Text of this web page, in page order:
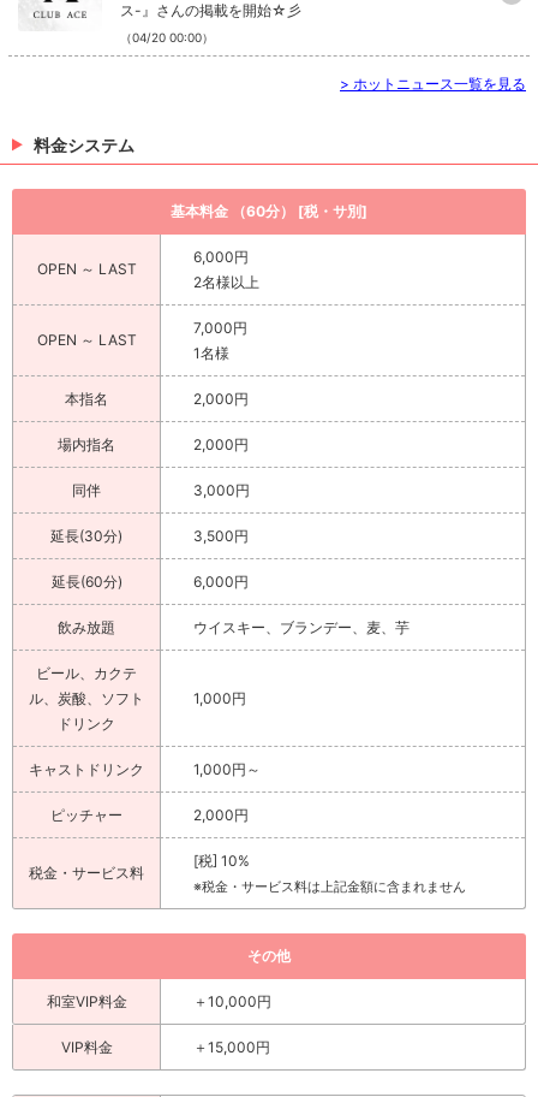
ス-』さんの掲載を開始☆彡
（04/20 00:00）
> ホットニュース一覧を見る
料金システム
基本料金 （60分） [税・サ別]
OPEN ～ LAST
6,000円
2名様以上
OPEN ～ LAST
7,000円
1名様
本指名 2,000円
場内指名 2,000円
同伴 3,000円
延長(30分) 3,500円
延長(60分) 6,000円
飲み放題 ウイスキー、ブランデー、麦、芋
ビール、カクテ
ル、炭酸、ソフト
ドリンク
1,000円
キャストドリンク 1,000円～
ピッチャー 2,000円
税金・サービス料
[税] 10%
※税金・サービス料は上記金額に含まれません
その他
和室VIP料金 ＋10,000円
VIP料金 ＋15,000円